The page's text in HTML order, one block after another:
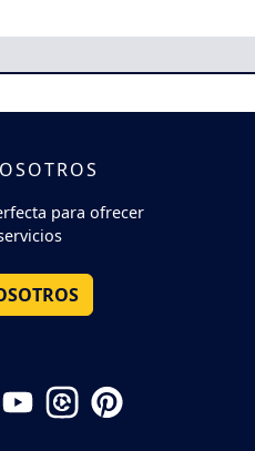
para ofrecer